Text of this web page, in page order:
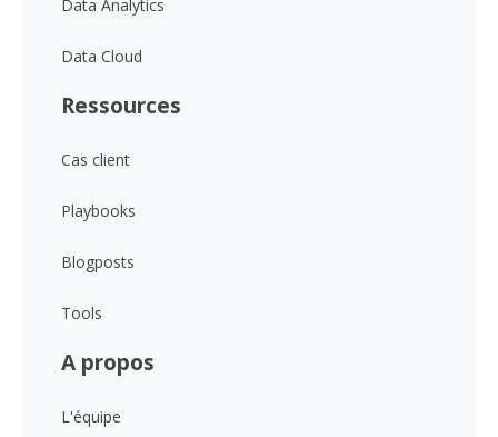
Data Analytics
Data Cloud
Ressources
Cas client
Playbooks
Blogposts
Tools
A propos
L'équipe